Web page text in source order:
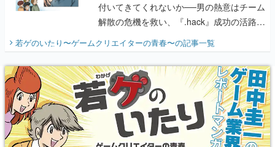
付いてきてくれないか──男の熱意はチーム
解散の危機を救い、『.hack』成功の活路を
開く。業界の快男児・松山 洋に流れる血は
『少年ジャンプ』色だった【若ゲのいた
り】
若ゲのいたり〜ゲームクリエイターの青春〜の記事一覧